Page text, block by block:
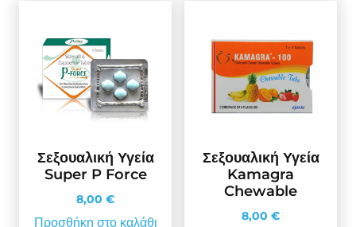
Σεξουαλική Υγεία
Super P Force
8,00 €
Προσθήκη στο καλάθι
Σεξουαλική Υγεία
Kamagra
Chewable
8,00 €